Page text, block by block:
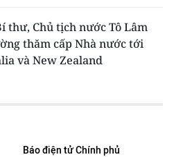
thư, Chủ tịch nước Tô Lâm
thăm cấp Nhà nước tới
và New Zealand
Báo điện tử Chính phủ